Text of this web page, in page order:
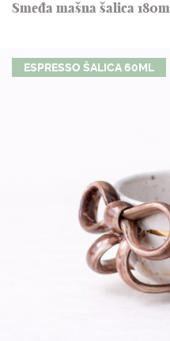
Smeđa mašna šalica 180ml
ESPRESSO ŠALICA 60ML